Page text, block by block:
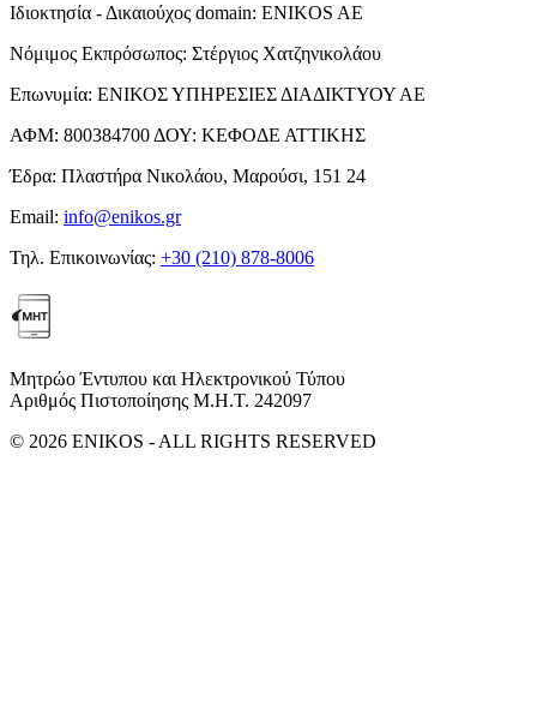
Ιδιοκτησία - Δικαιούχος domain: ENIKOS AE
Νόμιμος Εκπρόσωπος: Στέργιος Χατζηνικολάου
Επωνυμία: ΕΝΙΚΟΣ ΥΠΗΡΕΣΙΕΣ ΔΙΑΔΙΚΤΥΟΥ ΑΕ
ΑΦΜ: 800384700 ΔΟΥ: ΚΕΦΟΔΕ ΑΤΤΙΚΗΣ
Έδρα: Πλαστήρα Νικολάου, Μαρούσι, 151 24
Email: info@enikos.gr
Τηλ. Επικοινωνίας: +30 (210) 878-8006
Μητρώο Έντυπου και Ηλεκτρονικού Τύπου
Αριθμός Πιστοποίησης Μ.Η.Τ. 242097
© 2026 ENIKOS - ALL RIGHTS RESERVED